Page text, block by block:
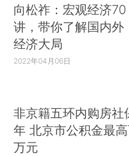
向松祚：宏观经济70
讲，带你了解国内外
经济大局
2022年04月06日
非京籍五环内购房社
年 北京市公积金最
万元